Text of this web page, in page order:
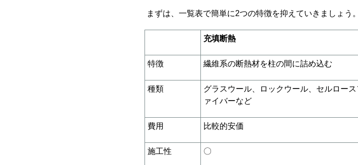
まずは、一覧表で簡単に2つの特徴を抑えていきましょう。
充填断熱
特徴 繊維系の断熱材を柱の間に詰め込む
種類
グラスウール、ロックウール、セルロース
ァイバーなど
費用 比較的安価
施工性 〇